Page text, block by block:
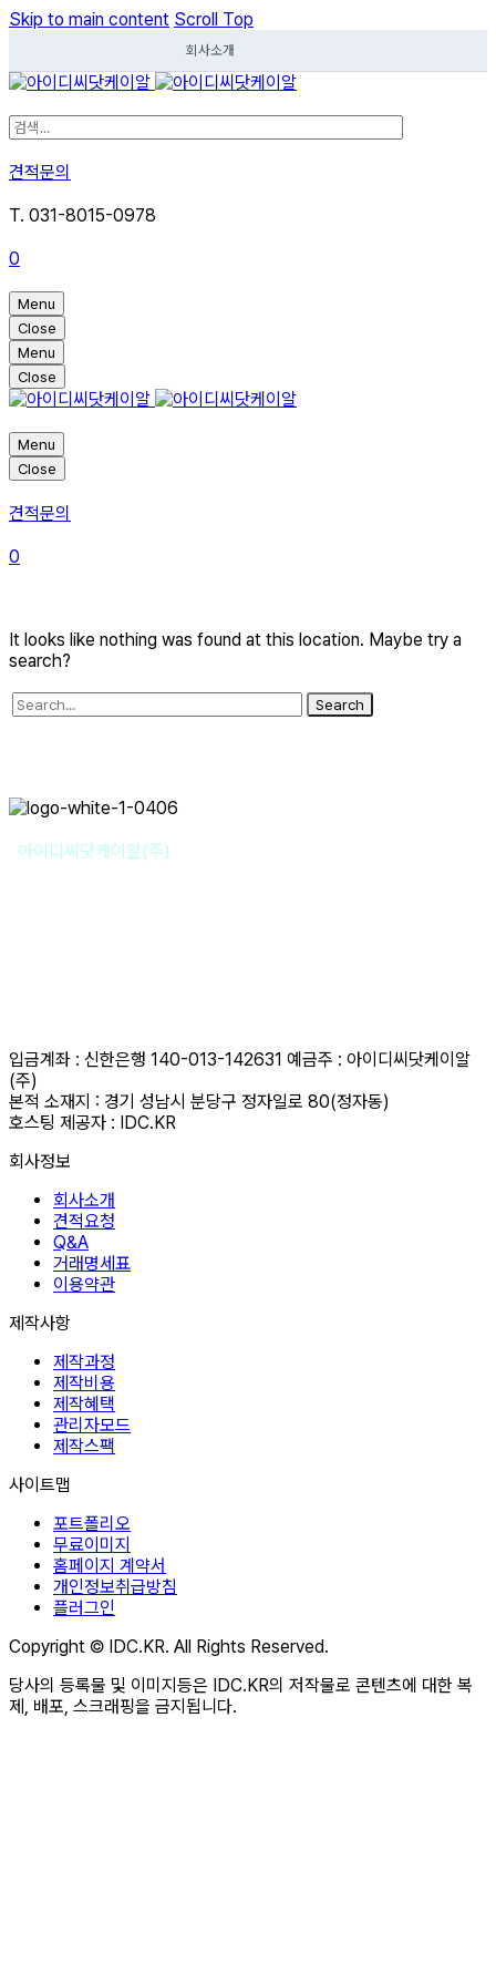
Skip to main content Scroll Top
회사소개
견적문의
T. 031-8015-0978
0
Menu
Close
Menu
Close
Menu
Close
견적문의
0
It looks like nothing was found at this location. Maybe try a
search?
Search
아이디씨닷케이알(주)
입금계좌 : 신한은행 140-013-142631 예금주 : 아이디씨닷케이알
(주)
본적 소재지 : 경기 성남시 분당구 정자일로 80(정자동)
호스팅 제공자 : IDC.KR
회사정보
회사소개
견적요청
Q&A
거래명세표
이용약관
제작사항
제작과정
제작비용
제작혜택
관리자모드
제작스팩
사이트맵
포트폴리오
무료이미지
홈페이지 계약서
개인정보취급방침
플러그인
Copyright © IDC.KR. All Rights Reserved.
당사의 등록물 및 이미지등은 IDC.KR의 저작물로 콘텐츠에 대한 복
제, 배포, 스크래핑을 금지됩니다.